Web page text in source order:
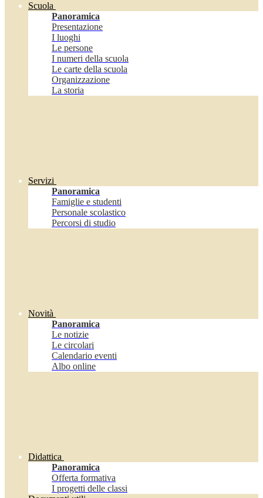
Scuola
Panoramica
Presentazione
I luoghi
Le persone
I numeri della scuola
Le carte della scuola
Organizzazione
La storia
Servizi
Panoramica
Famiglie e studenti
Personale scolastico
Percorsi di studio
Novità
Panoramica
Le notizie
Le circolari
Calendario eventi
Albo online
Didattica
Panoramica
Offerta formativa
I progetti delle classi